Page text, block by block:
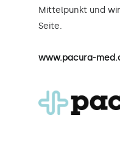
Mittelpunkt und
Seite.
www.pacura-